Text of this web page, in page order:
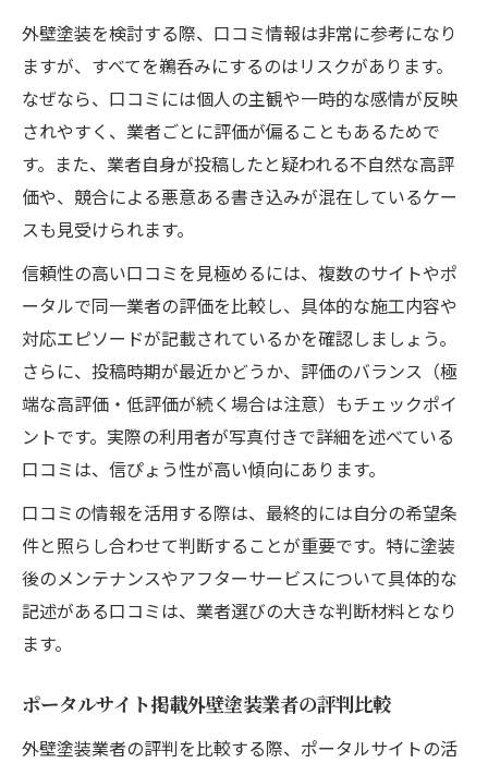
外壁塗装を検討する際、口コミ情報は非常に参考になり
ますが、すべてを鵜呑みにするのはリスクがあります。
なぜなら、口コミには個人の主観や一時的な感情が反映
されやすく、業者ごとに評価が偏ることもあるためで
す。また、業者自身が投稿したと疑われる不自然な高評
価や、競合による悪意ある書き込みが混在しているケー
スも見受けられます。
信頼性の高い口コミを見極めるには、複数のサイトやポ
ータルで同一業者の評価を比較し、具体的な施工内容や
対応エピソードが記載されているかを確認しましょう。
さらに、投稿時期が最近かどうか、評価のバランス（極
端な高評価・低評価が続く場合は注意）もチェックポイ
ントです。実際の利用者が写真付きで詳細を述べている
口コミは、信ぴょう性が高い傾向にあります。
口コミの情報を活用する際は、最終的には自分の希望条
件と照らし合わせて判断することが重要です。特に塗装
後のメンテナンスやアフターサービスについて具体的な
記述がある口コミは、業者選びの大きな判断材料となり
ます。
ポータルサイト掲載外壁塗装業者の評判比較
外壁塗装業者の評判を比較する際、ポータルサイトの活